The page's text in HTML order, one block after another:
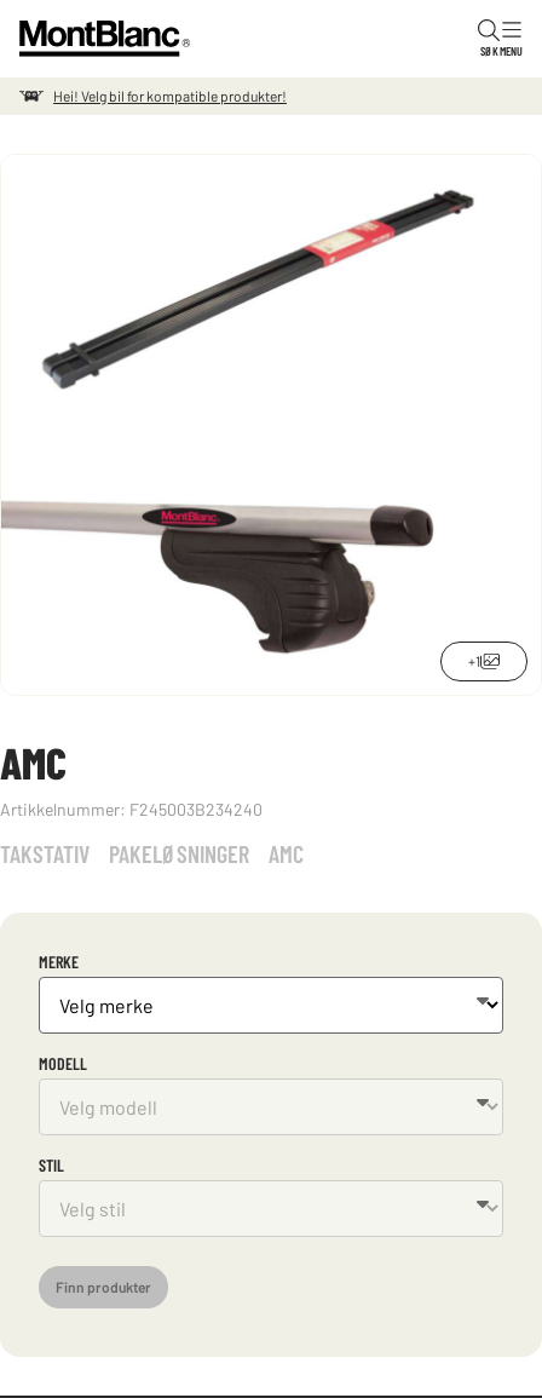
SØKMENU
Hei! Velg bil for kompatible produkter!
+1
AMC
Artikkelnummer: F245003B234240
TAKSTATIV PAKELØSNINGER AMC
MERKE
MODELL
STIL
Finn produkter